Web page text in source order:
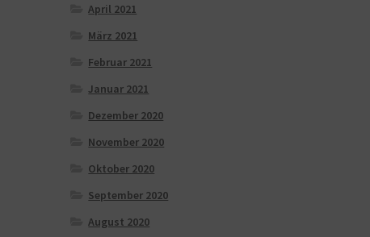
April 2021
März 2021
Februar 2021
Januar 2021
Dezember 2020
November 2020
Oktober 2020
September 2020
August 2020